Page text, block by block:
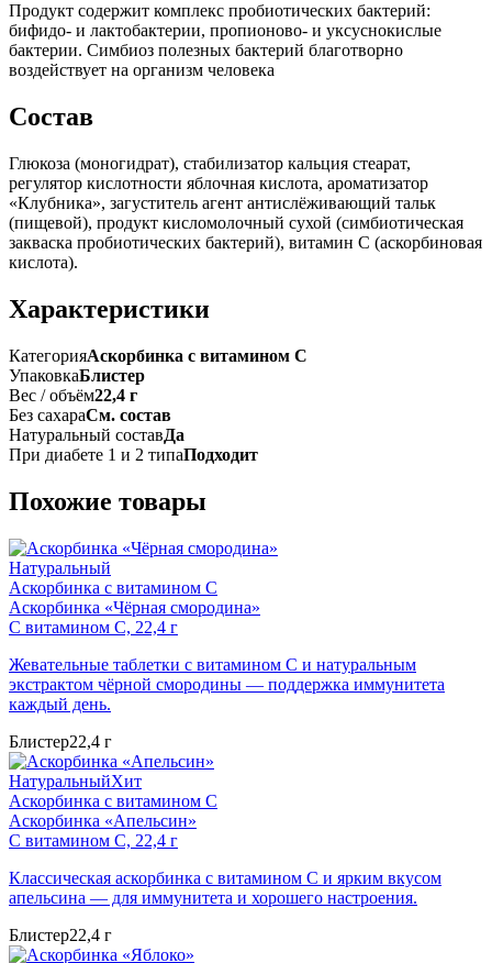
Продукт содержит комплекс пробиотических бактерий:
бифидо- и лактобактерии, пропионово- и уксуснокислые
бактерии. Симбиоз полезных бактерий благотворно
воздействует на организм человека
Состав
Глюкоза (моногидрат), стабилизатор кальция стеарат,
регулятор кислотности яблочная кислота, ароматизатор
«Клубника», загуститель агент антислёживающий тальк
(пищевой), продукт кисломолочный сухой (симбиотическая
закваска пробиотических бактерий), витамин С (аскорбиновая
кислота).
Характеристики
КатегорияАскорбинка с витамином C
УпаковкаБлистер
Вес / объём22,4 г
Без сахараСм. состав
Натуральный составДа
При диабете 1 и 2 типаПодходит
Похожие товары
Натуральный
Аскорбинка с витамином C
Аскорбинка «Чёрная смородина»
С витамином C, 22,4 г
Жевательные таблетки с витамином C и натуральным
экстрактом чёрной смородины — поддержка иммунитета
каждый день.
Блистер22,4 г
НатуральныйХит
Аскорбинка с витамином C
Аскорбинка «Апельсин»
С витамином C, 22,4 г
Классическая аскорбинка с витамином C и ярким вкусом
апельсина — для иммунитета и хорошего настроения.
Блистер22,4 г